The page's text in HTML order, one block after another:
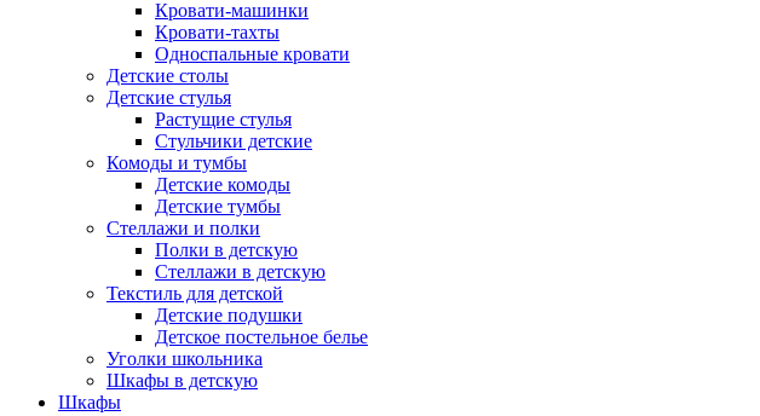
Кровати-машинки
Кровати-тахты
Односпальные кровати
Детские столы
Детские стулья
Растущие стулья
Стульчики детские
Комоды и тумбы
Детские комоды
Детские тумбы
Стеллажи и полки
Полки в детскую
Стеллажи в детскую
Текстиль для детской
Детские подушки
Детское постельное белье
Уголки школьника
Шкафы в детскую
Шкафы